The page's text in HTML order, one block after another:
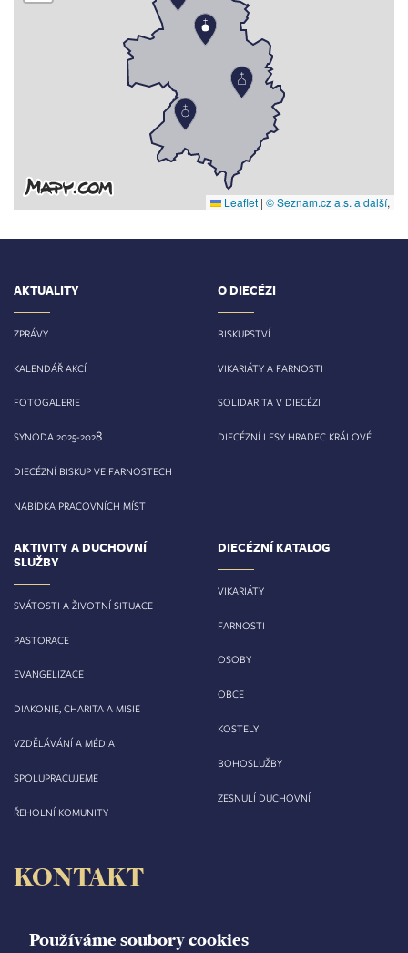
Používáme soubory cookies
Leaflet | © Seznam.cz a.s. a další,
AKTUALITY
ZPRÁVY
KALENDÁŘ AKCÍ
FOTOGALERIE
SYNODA 2025-2028
DIECÉZNÍ BISKUP VE FARNOSTECH
NABÍDKA PRACOVNÍCH MÍST
O DIECÉZI
BISKUPSTVÍ
VIKARIÁTY A FARNOSTI
SOLIDARITA V DIECÉZI
DIECÉZNÍ LESY HRADEC KRÁLOVÉ
AKTIVITY A DUCHOVNÍ
SLUŽBY
SVÁTOSTI A ŽIVOTNÍ SITUACE
PASTORACE
EVANGELIZACE
DIAKONIE, CHARITA A MISIE
VZDĚLÁVÁNÍ A MÉDIA
SPOLUPRACUJEME
ŘEHOLNÍ KOMUNITY
DIECÉZNÍ KATALOG
VIKARIÁTY
FARNOSTI
OSOBY
OBCE
KOSTELY
BOHOSLUŽBY
ZESNULÍ DUCHOVNÍ
KONTAKT
Velké náměstí 35/44